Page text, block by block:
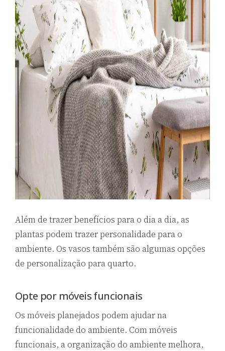
Além de trazer benefícios para o dia a dia, as
plantas podem trazer personalidade para o
ambiente. Os vasos também são algumas opções
de personalização para quarto.
Opte por móveis funcionais
Os móveis planejados podem ajudar na
funcionalidade do ambiente. Com móveis
funcionais, a organização do ambiente melhora,